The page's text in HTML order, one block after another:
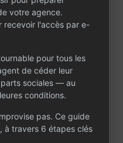
votre agence.
recevoir l'accès par e-
pour tous les
de céder leur
sociales — au
conditions.
pas. Ce guide
à travers 6 étapes clés